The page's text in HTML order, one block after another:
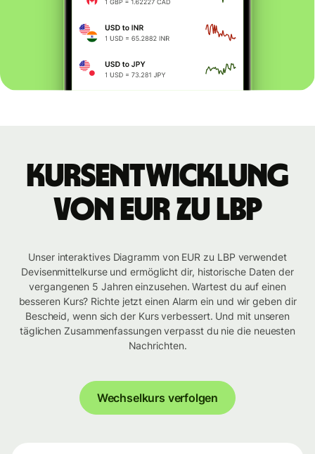
Kursentwicklung
von EUR zu LBP
Unser interaktives Diagramm von EUR zu LBP verwendet
Devisenmittelkurse und ermöglicht dir, historische Daten der
vergangenen 5 Jahren einzusehen. Wartest du auf einen
besseren Kurs? Richte jetzt einen Alarm ein und wir geben dir
Bescheid, wenn sich der Kurs verbessert. Und mit unseren
täglichen Zusammenfassungen verpasst du nie die neuesten
Nachrichten.
Wechselkurs verfolgen